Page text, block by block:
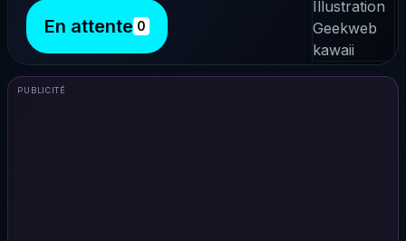
En attente 0
PUBLICITÉ